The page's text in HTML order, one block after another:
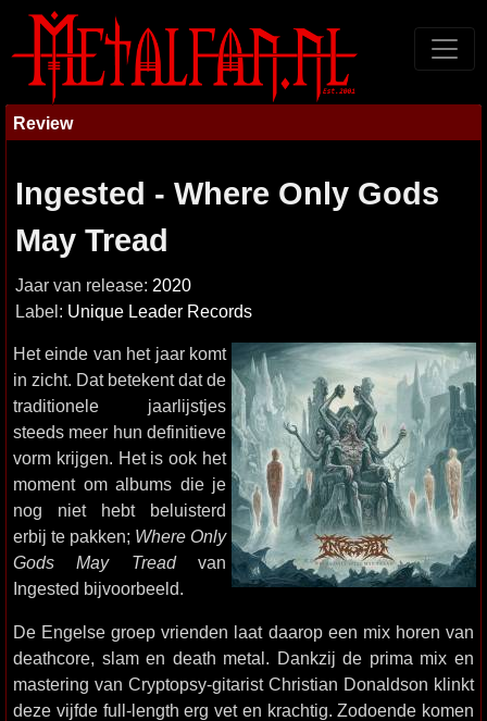
Review
Ingested - Where Only Gods
May Tread
Jaar van release: 2020
Label: Unique Leader Records
Het einde van het jaar komt
in zicht. Dat betekent dat de
traditionele jaarlijstjes
steeds meer hun definitieve
vorm krijgen. Het is ook het
moment om albums die je
nog niet hebt beluisterd
erbij te pakken; Where Only
Gods May Treadvan
Ingested bijvoorbeeld.
De Engelse groep vrienden laat daarop een mix horen van
deathcore, slam en death metal. Dankzij de prima mix en
mastering van Cryptopsy-gitarist Christian Donaldson klinkt
deze vijfde full-length erg vet en krachtig. Zodoende komen